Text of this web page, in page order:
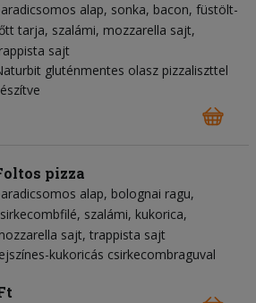
alap sonka bacon füstölt-
tarja szalámi mozzarella sajt
sajt
gluténmentes olasz pizzaliszttel
pizza
alap bolognai ragu
szalámi kukorica
sajt trappista sajt
kukoricás csirkecombraguval